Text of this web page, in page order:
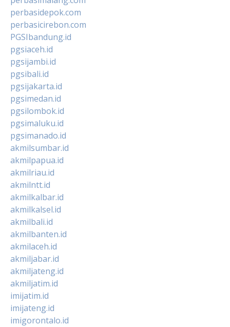
perbasidepok.com
perbasicirebon.com
PGSIbandung.id
pgsiaceh.id
pgsijambi.id
pgsibali.id
pgsijakarta.id
pgsimedan.id
pgsilombok.id
pgsimaluku.id
pgsimanado.id
akmilsumbar.id
akmilpapua.id
akmilriau.id
akmilntt.id
akmilkalbar.id
akmilkalsel.id
akmilbali.id
akmilbanten.id
akmilaceh.id
akmiljabar.id
akmiljateng.id
akmiljatim.id
imijatim.id
imijateng.id
imigorontalo.id